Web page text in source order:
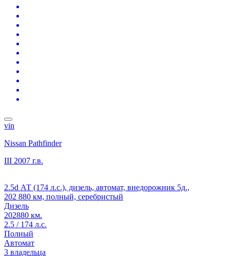
vin
Nissan Pathfinder
III 2007 г.в.
2.5d АТ (174 л.с.), дизель, автомат, внедорожник 5д.,
202 880 км, полный, серебристый
Дизель
202880 км.
2.5 / 174 л.с.
Полный
Автомат
3 владельца